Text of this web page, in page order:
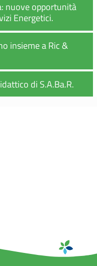
nuove opportunità
Energetici.
insieme a Ric &
di S.A.Ba.R.